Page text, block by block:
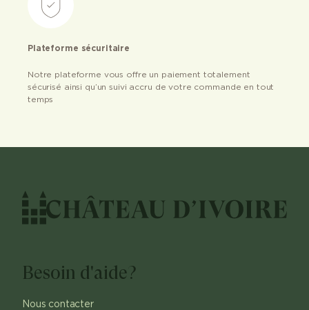
Plateforme sécuritaire
Notre plateforme vous offre un paiement totalement
sécurisé ainsi qu’un suivi accru de votre commande en tout
temps
Besoin d'aide?
Nous contacter